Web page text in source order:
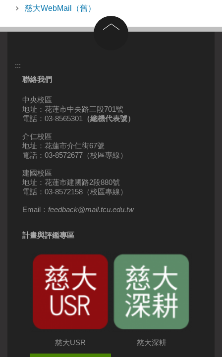
慈大WebMail（舊）
回到頂部
:::
聯絡我們
中央校區
地址：花蓮市中央路三段701號
電話：03-8565301
（總機代表號）
介仁校區
地址：花蓮市介仁街67號
電話：03-8572677（校區專線）
建國校區
地址：花蓮市建國路2段880號
電話：03-8572158（校區專線）
Email： feedback@mail.tcu.edu.tw
計畫與評鑑專區
慈大USR 慈大深耕